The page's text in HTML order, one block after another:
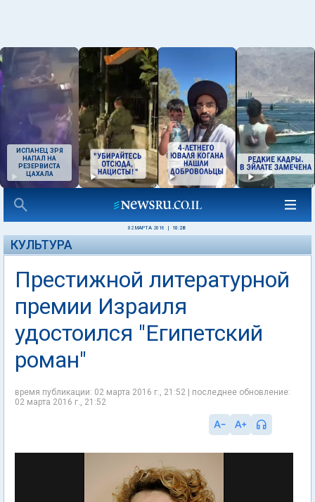
ИСПАНЕЦ ЗРЯ
НАПАЛ НА
РЕЗЕРВИСТА
ЦАХАЛА
02 МАРТА 2016 10:28
КУЛЬТУРА
Престижной литературной
премии Израиля
удостоился "Египетский
роман"
время публикации: 02 марта 2016 г., 21:52 | последнее обновление:
02 марта 2016 г., 21:52